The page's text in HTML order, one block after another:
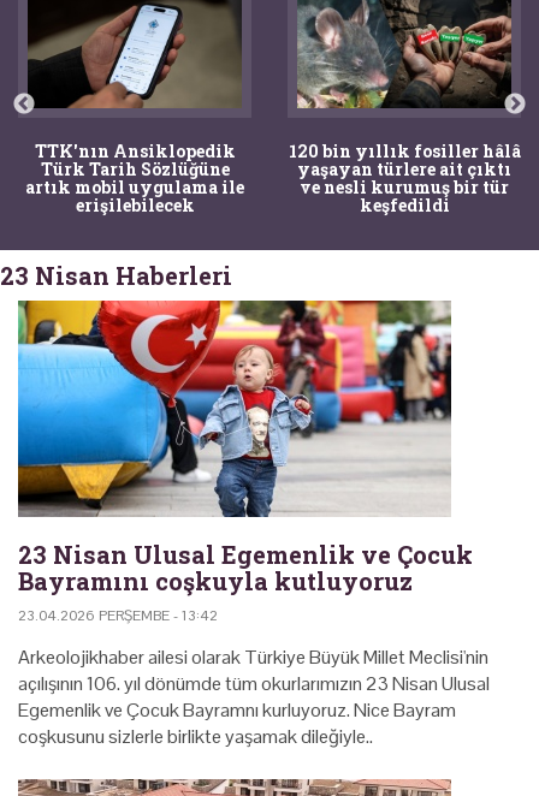
TTK'nın Ansiklopedik
Türk Tarih Sözlüğüne
artık mobil uygulama ile
erişilebilecek
120 bin yıllık fosiller hâlâ
yaşayan türlere ait çıktı
ve nesli kurumuş bir tür
keşfedildi
23 Nisan Haberleri
23 Nisan Ulusal Egemenlik ve Çocuk
Bayramını coşkuyla kutluyoruz
23.04.2026 PERŞEMBE - 13:42
Arkeolojikhaber ailesi olarak Türkiye Büyük Millet Meclisi'nin
açılışının 106. yıl dönümde tüm okurlarımızın 23 Nisan Ulusal
Egemenlik ve Çocuk Bayramnı kurluyoruz. Nice Bayram
coşkusunu sizlerle birlikte yaşamak dileğiyle..